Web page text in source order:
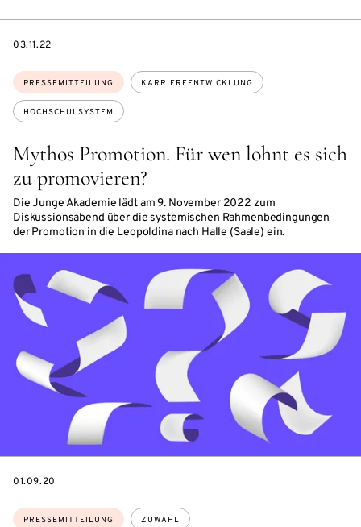
Mythos Promotion. Für wen lohnt es sich
zu promovieren?
Die Junge Akademie lädt am 9. November 2022 zum
Diskussionsabend über die systemischen Rahmenbedingungen
der Promotion in die Leopoldina nach Halle (Saale) ein.
Themen:
PRESSEMITTEILUNG KARRIEREENTWICKLUNG
HOCHSCHULSYSTEM
DATE
03.11.22
Themen:
PRESSEMITTEILUNG ZUWAHL
DATE
01.09.20